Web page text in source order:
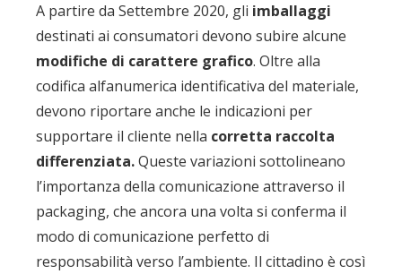
A partire da Settembre 2020, gli imballaggi
destinati ai consumatori devono subire alcune
modifiche di carattere grafico. Oltre alla
codifica alfanumerica identificativa del materiale,
devono riportare anche le indicazioni per
supportare il cliente nella corretta raccolta
differenziata.Queste variazioni sottolineano
l’importanza della comunicazione attraverso il
packaging, che ancora una volta si conferma il
modo di comunicazione perfetto di
responsabilità verso l’ambiente. Il cittadino è così